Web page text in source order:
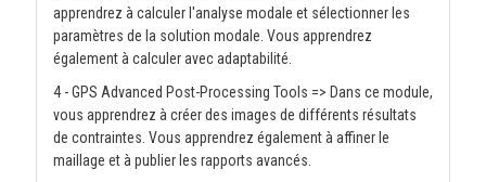
apprendrez à calculer l'analyse modale et sélectionner les
paramètres de la solution modale. Vous apprendrez
également à calculer avec adaptabilité.
4 - GPS Advanced Post-Processing Tools => Dans ce module,
vous apprendrez à créer des images de différents résultats
de contraintes. Vous apprendrez également à affiner le
maillage et à publier les rapports avancés.